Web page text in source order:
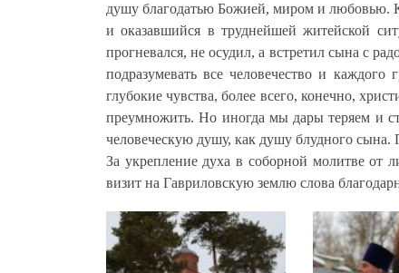
душу благодатью Божией, миром и любовью.
и оказавшийся в труднейшей житейской
прогневался, не осудил, а встретил сына с
подразумевать все человечество и
глубокие чувства, более всего, конечно,
преумножить. Но иногда мы дары теряем и
человеческую душу, как душу блудного
За укрепление духа в соборной молитве от
визит на Гавриловскую землю слова